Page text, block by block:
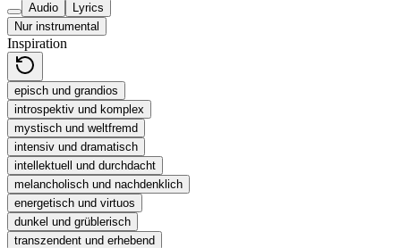
Audio
Lyrics
Nur instrumental
Inspiration
episch und grandios
introspektiv und komplex
mystisch und weltfremd
intensiv und dramatisch
intellektuell und durchdacht
melancholisch und nachdenklich
energetisch und virtuos
dunkel und grüblerisch
transzendent und erhebend